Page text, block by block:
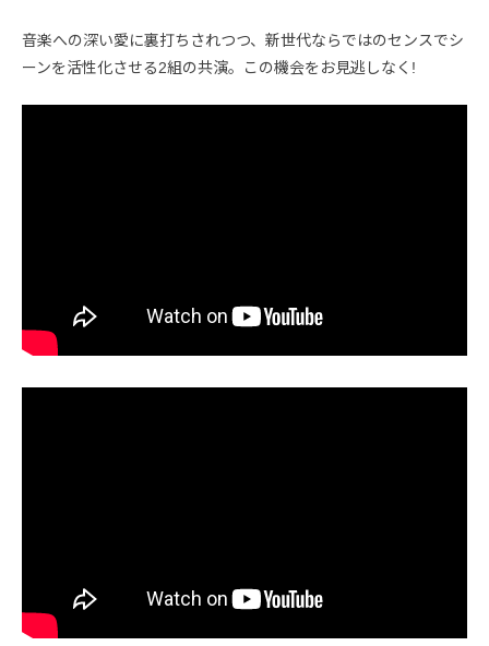
音楽への深い愛に裏打ちされつつ、新世代ならではのセンスでシ
ーンを活性化させる2組の共演。この機会をお見逃しなく!